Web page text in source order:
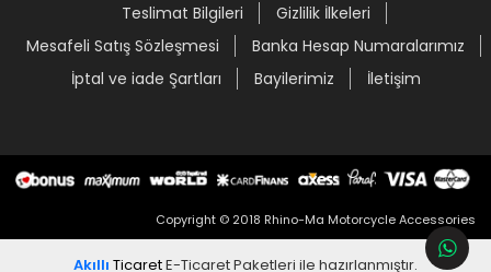
Teslimat Bilgileri
Gizlilik İlkeleri
Mesafeli Satış Sözleşmesi
Banka Hesap Numaralarımız
İptal ve iade Şartları
Bayilerimiz İletişim
Copyright © 2018 Rhino-Ma Motorcycle Accessories
Akıllı TicaretE-Ticaret Paketleri ile hazırlanmıştır.